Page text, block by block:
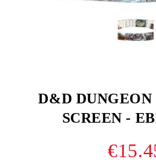
D&D
SCREEN -